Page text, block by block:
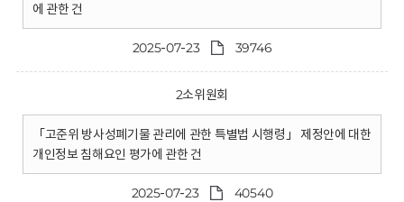
에 관한 건
2025-07-23 39746
2소위원회
「고준위 방사성폐기물 관리에 관한 특별법 시행령」 제정안에 대한
개인정보 침해요인 평가에 관한 건
2025-07-23 40540